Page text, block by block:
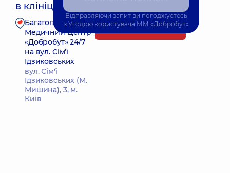
в клініці
Багатопрофільний
Медичний Центр
«Добробут» 24/7
на вул. Сім’ї
Ідзиковських
вул. Сім'ї
Ідзиковських (М.
Мишина), 3, м.
Київ
Запис до лікаря
Відправляючи запит ви погоджуєтесь
з Угодою користувача ММ «Добробут»